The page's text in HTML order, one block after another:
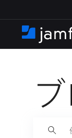
イ
ン
ホ
ー